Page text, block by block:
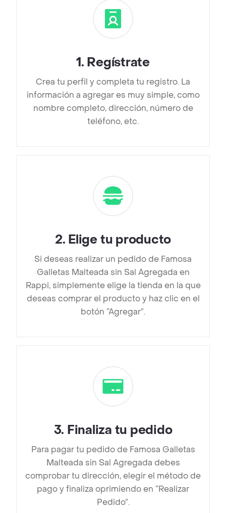
1. Regístrate
Crea tu perfil y completa tu registro. La
información a agregar es muy simple, como
nombre completo, dirección, número de
teléfono, etc.
2. Elige tu producto
Si deseas realizar un pedido de Famosa
Galletas Malteada sin Sal Agregada en
Rappi, simplemente elige la tienda en la que
deseas comprar el producto y haz clic en el
botón “Agregar”.
3. Finaliza tu pedido
Para pagar tu pedido de Famosa Galletas
Malteada sin Sal Agregada debes
comprobar tu dirección, elegir el método de
pago y finaliza oprimiendo en “Realizar
Pedido”.